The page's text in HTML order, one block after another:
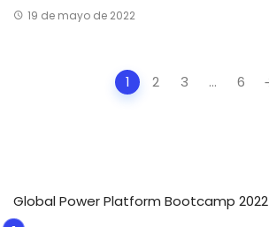
19 de mayo de 2022
1 2 3 ... 6
Global Power Platform Bootcamp 2022